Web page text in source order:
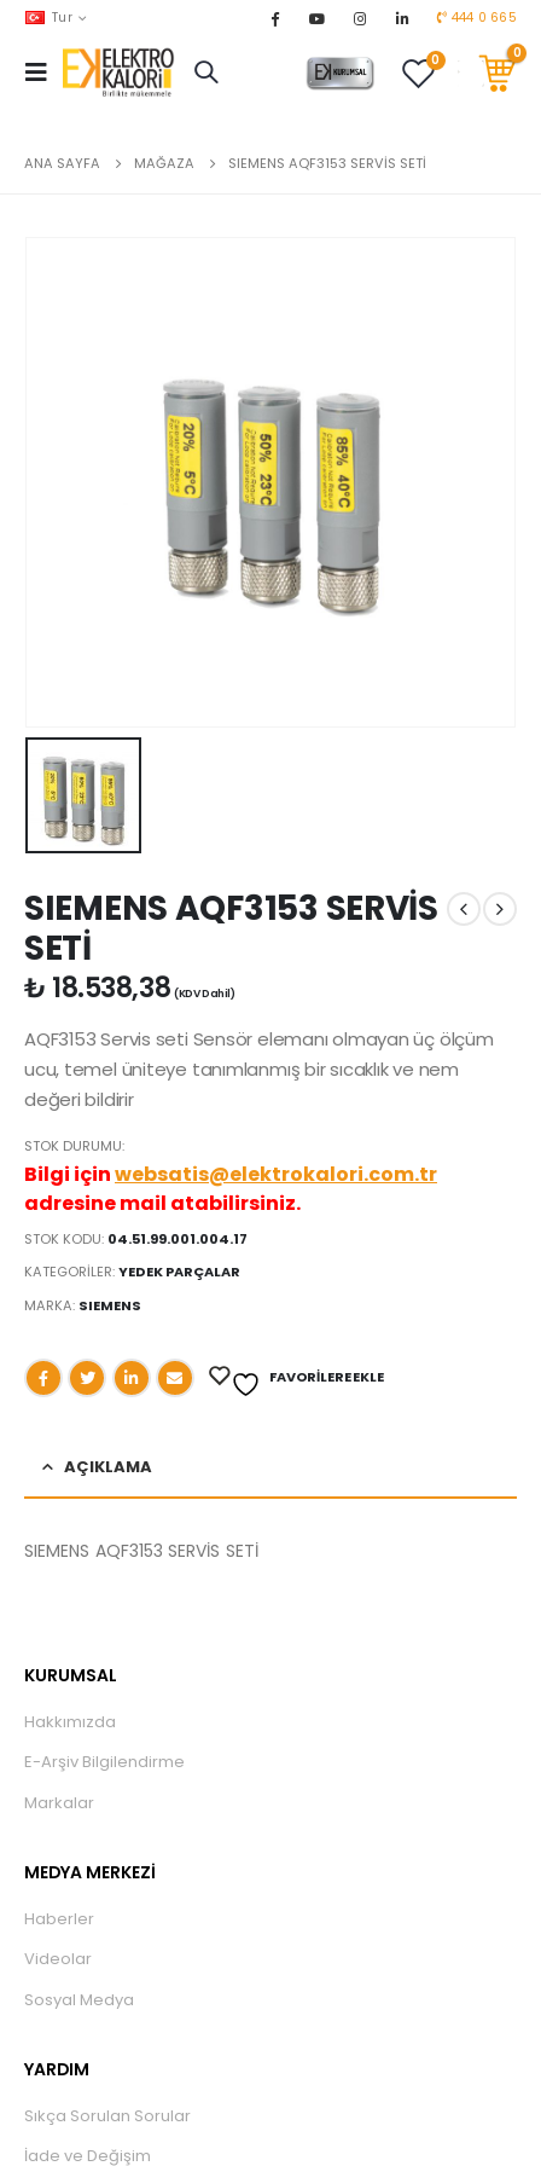
Tur 444 0 665
0 0
AKARYAKIT chevron_right
TEKNİK MALZEMELER
ANA SAYFA MAĞAZA SIEMENS AQF3153 SERVİS SETİ
SIEMENS AQF3153 SERVİS
SETİ
₺ 18.538,38 (KDV Dahil)
AQF3153 Servis seti Sensör elemanı olmayan üç ölçüm
ucu, temel üniteye tanımlanmış bir sıcaklık ve nem
değeri bildirir
STOK DURUMU:
Bilgi içinwebsatis@elektrokalori.com.tr
adresine mail atabilirsiniz.
STOK KODU: 04.51.99.001.004.17
KATEGORILER:YEDEK PARÇALAR
MARKA: SIEMENS
FAVORILERE EKLE
AÇIKLAMA
SIEMENS AQF3153 SERVİS SETİ
KURUMSAL
Hakkımızda
E-Arşiv Bilgilendirme
Markalar
MEDYA MERKEZİ
Haberler
Videolar
Sosyal Medya
YARDIM
Sıkça Sorulan Sorular
İade ve Değişim